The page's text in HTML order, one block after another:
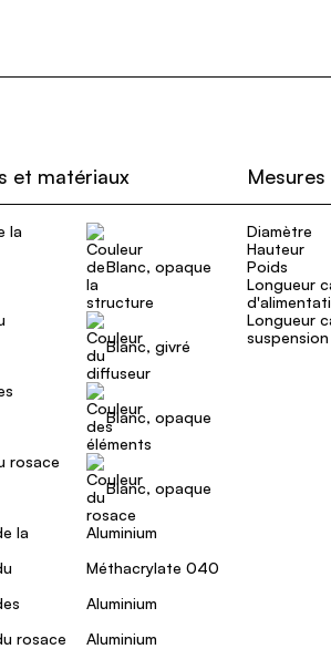
et matériaux
la
Blanc, opaque
Blanc, givré
Blanc, opaque
rosace
Blanc, opaque
la
Aluminium
Méthacrylate 040
Aluminium
rosace
Aluminium
Mesures
Diamètre
Hauteur
Poids
Longueur
Longueur
suspension